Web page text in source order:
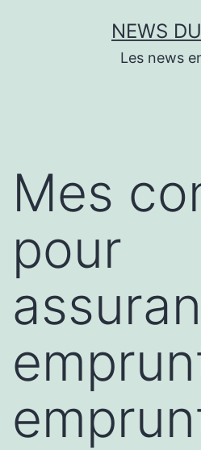
NEWS
Les news
Mes
pour